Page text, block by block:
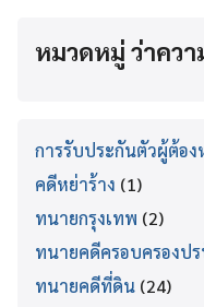
หมวดหมู่ ว่าควา
การรับประกันตัวผู้ต้อง
คดีหย่าร้าง (1)
ทนายกรุงเทพ (2)
ทนายคดีครอบครองป
ทนายคดีที่ดิน (24)